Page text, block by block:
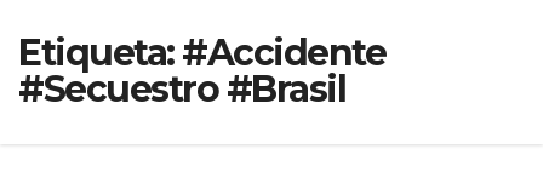
Etiqueta:#Accidente
#Secuestro #Brasil